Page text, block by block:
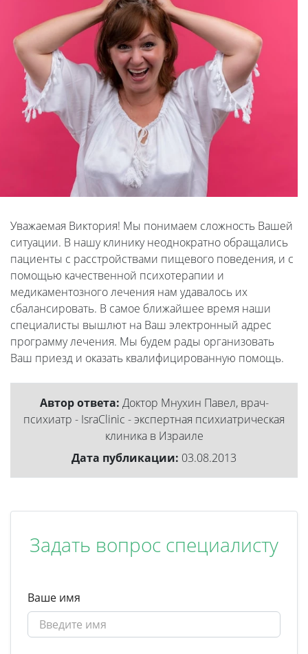
Уважаемая Виктория! Мы понимаем сложность Вашей
ситуации. В нашу клинику неоднократно обращались
пациенты с расстройствами пищевого поведения, и с
помощью качественной психотерапии и
медикаментозного лечения нам удавалось их
сбалансировать. В самое ближайшее время наши
специалисты вышлют на Ваш электронный адрес
программу лечения. Мы будем рады организовать
Ваш приезд и оказать квалифицированную помощь.
Автор ответа: Доктор Мнухин Павел, врач-
психиатр - IsraClinic - экспертная психиатрическая
клиника в Израиле
Дата публикации: 03.08.2013
Задать вопрос специалисту
Ваше имя